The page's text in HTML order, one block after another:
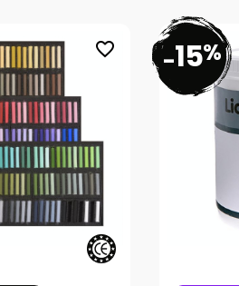
favorite_border -15%